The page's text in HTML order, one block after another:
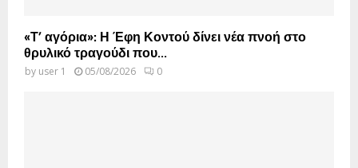
«Τ’ αγόρια»: Η Έφη Κοντού δίνει νέα πνοή στο
θρυλικό τραγούδι που...
by user 1 05/08/2026 0